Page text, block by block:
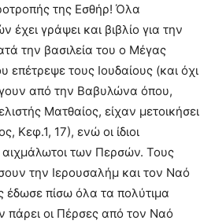
της Εσθήρ! Όλα
έχει γράψει και βιβλίο για την
την βασιλεία του ο Μέγας
επέτρεψε τους Ιουδαίους (και όχι
από την Βαβυλώνα όπου,
Ματθαίος, είχαν μετοικήσει
Κεφ.1, 17), ενώ οι ίδιοι
αιχμάλωτοι των Περσών. Τους
την Ιερουσαλήμ και τον Ναό
έδωσε πίσω όλα τα πολύτιμα
πάρει οι Πέρσες από τον Ναό